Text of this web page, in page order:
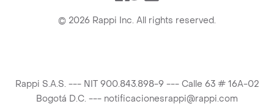
© 2026 Rappi Inc. All rights reserved.
Rappi S.A.S. --- NIT 900.843.898-9 --- Calle 63 # 16A-02
Bogotá D.C. --- notificacionesrappi@rappi.com